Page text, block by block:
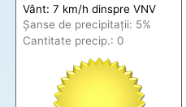
Vânt: 7 km/h dinspre VNV
Șanse de precipitații: 5%
Cantitate precip.: 0